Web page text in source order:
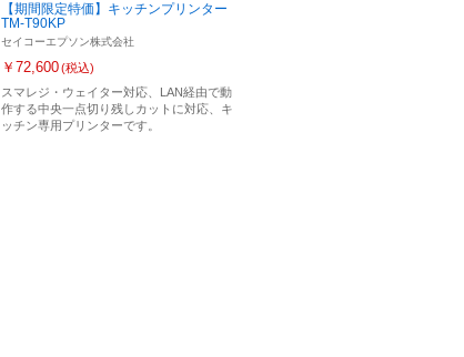
【期間限定特価】キッチンプリンター
TM-T90KP
セイコーエプソン株式会社
￥72,600(税込)
スマレジ・ウェイター対応、LAN経由で動
作する中央一点切り残しカットに対応、キ
ッチン専用プリンターです。